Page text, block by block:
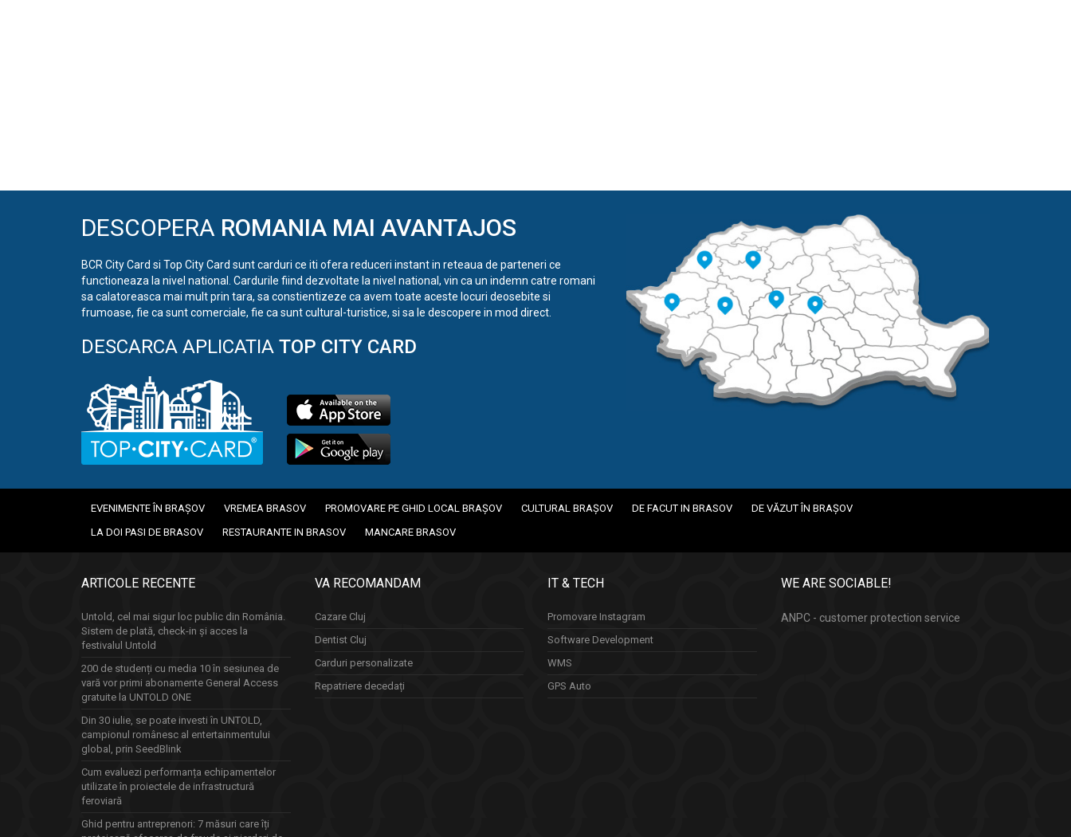
DESCOPERA ROMANIA MAI AVANTAJOS
BCR City Card si Top City Card sunt carduri ce iti ofera reduceri instant in reteaua de parteneri ce
functioneaza la nivel national. Cardurile fiind dezvoltate la nivel national, vin ca un indemn catre romani
sa calatoreasca mai mult prin tara, sa constientizeze ca avem toate aceste locuri deosebite si
frumoase, fie ca sunt comerciale, fie ca sunt cultural-turistice, si sa le descopere in mod direct.
DESCARCA APLICATIA TOP CITY CARD
EVENIMENTE ÎN BRAȘOV VREMEA BRASOV PROMOVARE PE GHID LOCAL BRAȘOV CULTURAL BRAȘOV DE FACUT IN BRASOV
DE VĂZUT ÎN BRAȘOV
LA DOI PASI DE BRASOV
RESTAURANTE IN BRASOV MANCARE BRASOV
ARTICOLE RECENTE
Untold, cel mai sigur loc public din România.
Sistem de plată, check-in și acces la
festivalul Untold
200 de studenți cu media 10 în sesiunea de
vară vor primi abonamente General Access
gratuite la UNTOLD ONE
Din 30 iulie, se poate investi în UNTOLD,
campionul românesc al entertainmentului
global, prin SeedBlink
Cum evaluezi performanța echipamentelor
utilizate în proiectele de infrastructură
feroviară
Ghid pentru antreprenori: 7 măsuri care îți
VA RECOMANDAM
Cazare Cluj
Dentist Cluj
Carduri personalizate
Repatriere decedați
IT & TECH
Promovare Instagram
Software Development
WMS
GPS Auto
WE ARE SOCIABLE!
ANPC - customer protection service